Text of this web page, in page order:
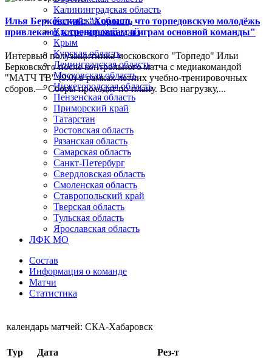
Илья Берковский: "Хорошо, что торпедовскую молодёжь
привлекают к тренировкам и играм основной команды"
Интервью полузащитника московского "Торпедо" Ильи
Берковского после контрольного матча с медиакомандой
"МАТЧ ТВ" (9:0) в рамках летних учебно-тренировочных
сборов.— Сборы проходят по плану. Всю нагрузку,...
Калининградская область
Калужская область
Краснодарский край
Крым
Курская область
Ленинградская область
Московская область
Нижегородская область
Пензенская область
Приморский край
Татарстан
Ростовская область
Рязанская область
Самарская область
Санкт-Петербург
Свердловская область
Смоленская область
Ставропольский край
Тверская область
Тульская область
Ярославская область
ЛФК МО
Состав
Информация о команде
Матчи
Статистика
календарь матчей: СКА-Хабаровск
Тур Дата
Рез-т